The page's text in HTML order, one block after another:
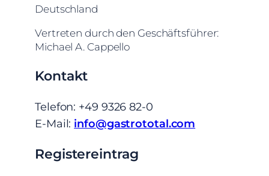
Deutschland
Vertreten durch den Geschäftsführer:
Michael A. Cappello
Kontakt
Telefon: +49 9326 82-0
E-Mail: info@gastrototal.com
Registereintrag